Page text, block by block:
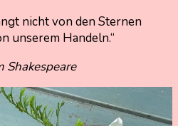
nicht von den Sternen
unserem Handeln.“
Shakespeare